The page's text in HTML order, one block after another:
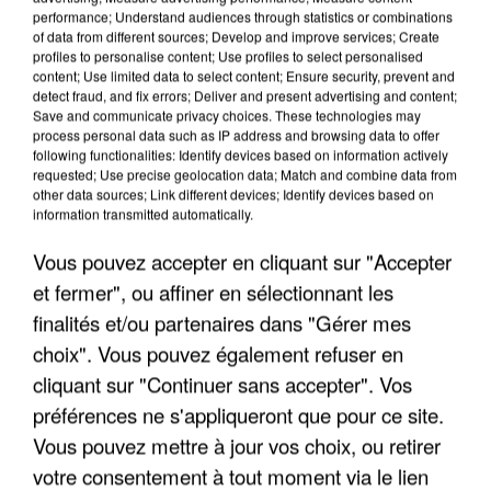
APRÈS TOUTES CES CANICULES, LES REFUGES
DE FAUNE SAUVAGE SONT...
performance; Understand audiences through statistics or combinations
of data from different sources; Develop and improve services; Create
profiles to personalise content; Use profiles to select personalised
content; Use limited data to select content; Ensure security, prevent and
detect fraud, and fix errors; Deliver and present advertising and content;
Save and communicate privacy choices. These technologies may
process personal data such as IP address and browsing data to offer
following functionalities: Identify devices based on information actively
requested; Use precise geolocation data; Match and combine data from
other data sources; Link different devices; Identify devices based on
information transmitted automatically.
Vous pouvez accepter en cliquant sur "Accepter
et fermer", ou affiner en sélectionnant les
finalités et/ou partenaires dans "Gérer mes
choix". Vous pouvez également refuser en
cliquant sur "Continuer sans accepter". Vos
préférences ne s'appliqueront que pour ce site.
Vous pouvez mettre à jour vos choix, ou retirer
votre consentement à tout moment via le lien